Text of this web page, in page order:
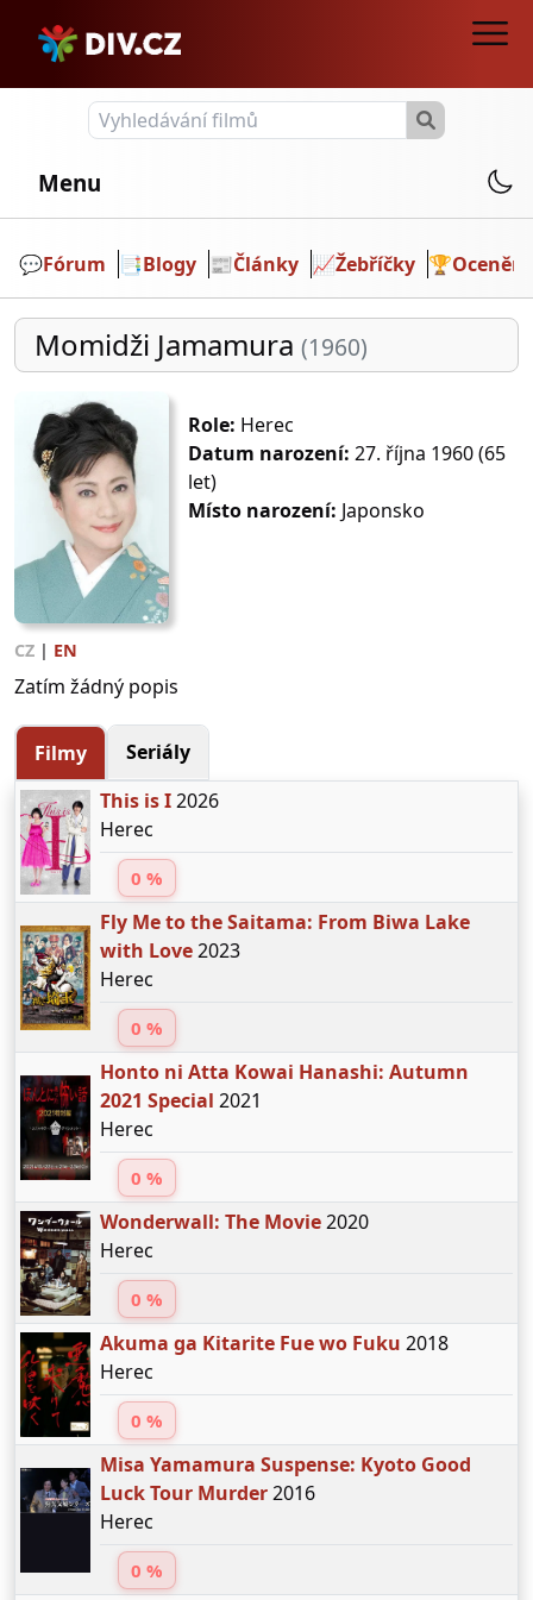
Menu
💬️Fórum 📑Blogy 📰Články 📈Žebříčky 🏆Ocenění
Momidži Jamamura (1960)
Role: Herec
Datum narození: 27. října 1960 (65
let)
Místo narození: Japonsko
CZ | EN
Zatím žádný popis
Filmy
Seriály
This is I2026
Herec
0 %
Fly Me to the Saitama: From Biwa Lake
with Love2023
Herec
0 %
Honto ni Atta Kowai Hanashi: Autumn
2021 Special 2021
Herec
0 %
Wonderwall: The Movie2020
Herec
0 %
Akuma ga Kitarite Fue wo Fuku 2018
Herec
0 %
Misa Yamamura Suspense: Kyoto Good
Luck Tour Murder2016
Herec
0 %